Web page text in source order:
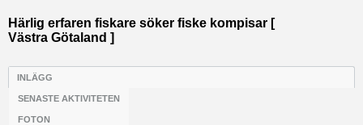
Härlig erfaren fiskare söker fiske kompisar [
Västra Götaland ]
INLÄGG
SENASTE AKTIVITETEN
FOTON